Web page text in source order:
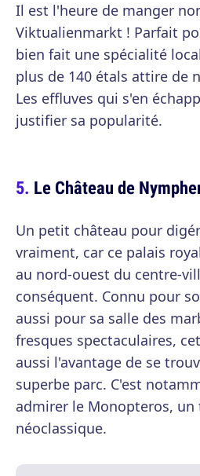
Il est l'heure de manger
Viktualienmarkt ! Parfait
bien fait une spécialité
plus de 140 étals attire de
Les effluves qui s'en
justifier sa popularité.
Le Château de
Un petit château pour
vraiment, car ce palais
au nord-ouest du centre-
conséquent. Connu pour
aussi pour sa salle des
fresques spectaculaires,
aussi l'avantage de se
superbe parc. C'est
admirer le Monopteros,
néoclassique.